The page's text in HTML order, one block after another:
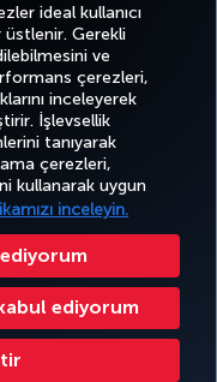
ideal kullanıcı
üstlenir. Gerekli
ve
çerezleri,
inceleyerek
İşlevsellik
tanıyarak
çerezleri,
kullanarak uygun
inceleyin.
ediyorum
TiktokBlogPinterest
YARDIM
AIRLINES
HOLIDAYS
Yasal Uyarı Yolcu Hakları
© 1996 - 2026